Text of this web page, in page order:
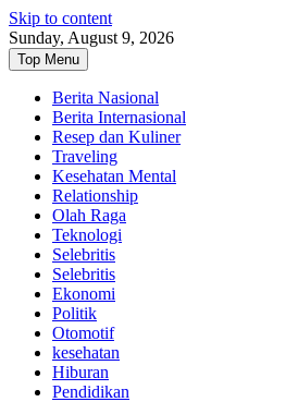
Skip to content
Sunday, August 9, 2026
Top Menu
Berita Nasional
Berita Internasional
Resep dan Kuliner
Traveling
Kesehatan Mental
Relationship
Olah Raga
Teknologi
Selebritis
Selebritis
Ekonomi
Politik
Otomotif
kesehatan
Hiburan
Pendidikan